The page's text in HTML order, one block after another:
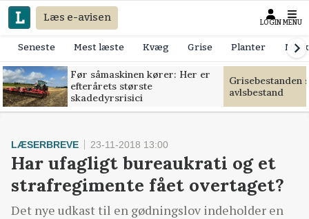
Læs e-avisen LOGIN MENU
Seneste Mest læste Kvæg Grise Planter
Før såmaskinen kører: Her er
efterårets største
skadedyrsrisici
Grisebestanden
avlsbestand
LÆSERBREVE 23-11-2018 13:00
Har ufagligt bureaukrati og et
strafregimente fået overtaget?
Det nye udkast til en gødningslov indeholder en